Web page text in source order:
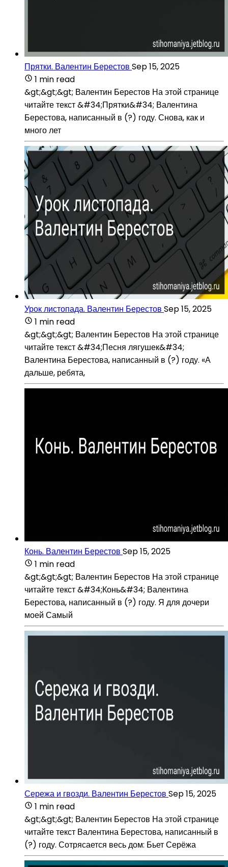
Прятки. Валентин Берестов Sep 15, 2025
1 min read
&gt;&gt;&gt; Валентин Берестов На этой странице
читайте текст &#34;Прятки&#34; Валентина
Берестова, написанный в (?) году. Снова, как и
много лет
Урок листопада. Валентин Берестов Sep 15, 2025
1 min read
&gt;&gt;&gt; Валентин Берестов На этой странице
читайте текст &#34;Песня лягушек&#34;
Валентина Берестова, написанный в (?) году. «А
дальше, ребята,
Конь. Валентин Берестов Sep 15, 2025
1 min read
&gt;&gt;&gt; Валентин Берестов На этой странице
читайте текст &#34;Конь&#34; Валентина
Берестова, написанный в (?) году. Я для дочери
моей Самый
Сережа и гвозди. Валентин Берестов Sep 15, 2025
1 min read
&gt;&gt;&gt; Валентин Берестов На этой странице
читайте текст Валентина Берестова, написанный в
(?) году. Сотрясается весь дом: Бьет Серёжа